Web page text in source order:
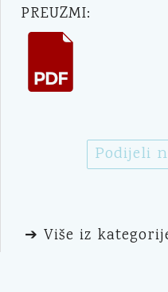
PREUZMI:
Podijeli
➔ Više iz